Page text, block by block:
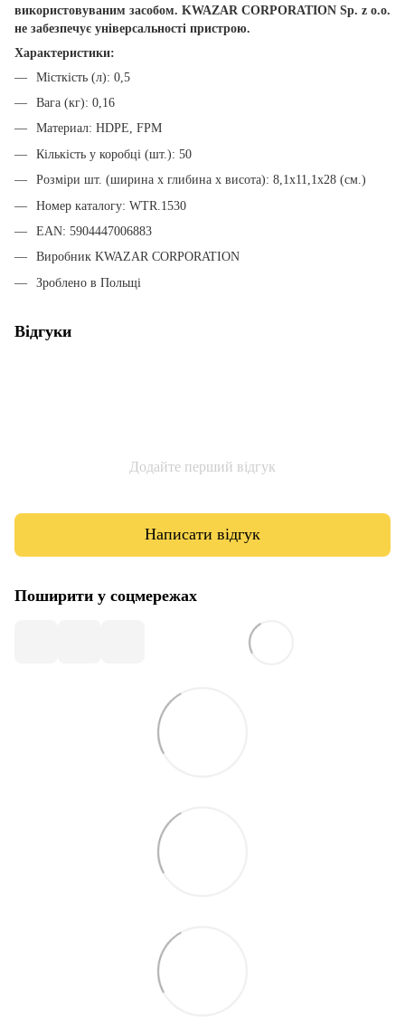
використовуваним засобом. KWAZAR CORPORATION Sp. z o.o.
не забезпечує універсальності пристрою.
Характеристики:
Місткість (л): 0,5
Вага (кг): 0,16
Материал: HDPE, FPM
Кількість у коробці (шт.): 50
Розміри шт. (ширина х глибина х висота): 8,1х11,1х28 (см.)
Номер каталогу: WTR.1530
EAN: 5904447006883
Виробник KWAZAR CORPORATION
Зроблено в Польщі
Відгуки
Додайте перший відгук
Написати відгук
Поширити у соцмережах